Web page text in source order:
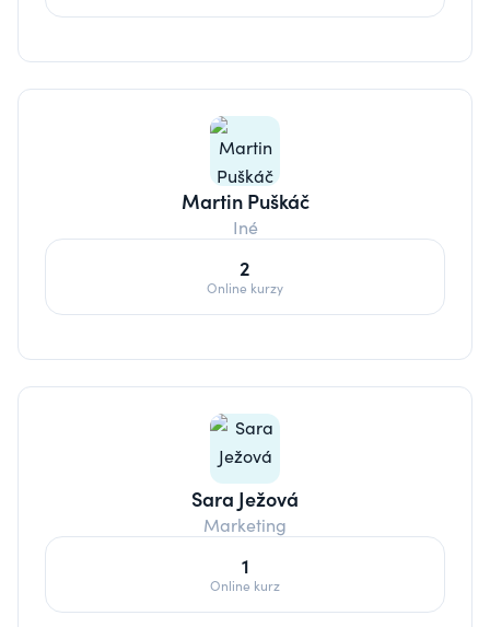
Martin Puškáč
Iné
2
Online kurzy
Sara Ježová
Marketing
1
Online kurz